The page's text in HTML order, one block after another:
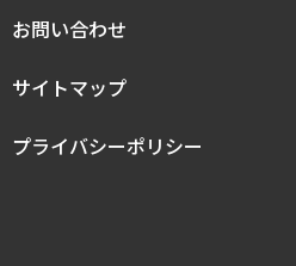
お問い合わせ
サイトマップ
プライバシーポリシー